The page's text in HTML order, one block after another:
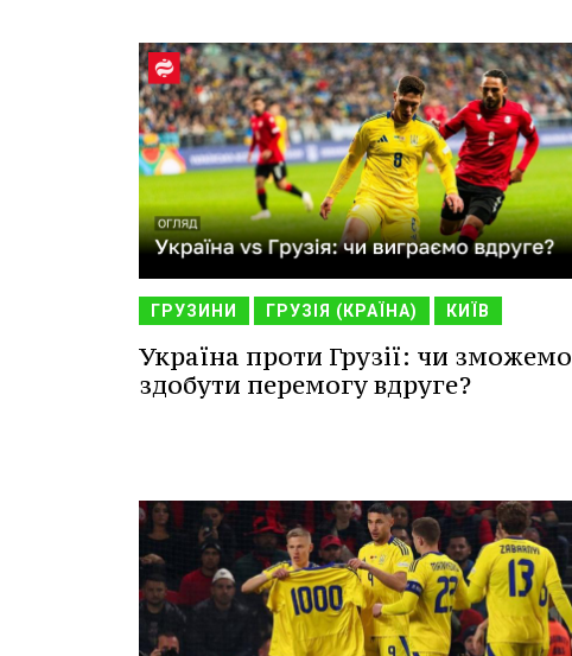
ГРУЗИНИ ГРУЗІЯ (КРАЇНА) КИЇВ
Україна проти Грузії: чи зможемо
здобути перемогу вдруге?